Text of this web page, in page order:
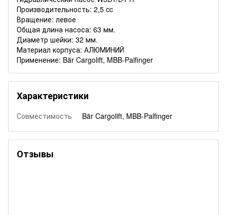
Производительность: 2,5 cc
Вращение: левое
Общая длина насоса: 63 мм.
Диаметр шейки: 32 мм.
Материал корпуса: АЛЮМИНИЙ
Применение: Bär Cargolift, MBB-Palfinger
Характеристики
Совместимость Bär Cargolift, MBB-Palfinger
Отзывы